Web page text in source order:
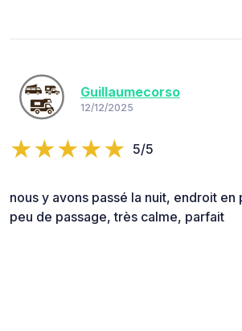
Guillaumecorso
12/12/2025
5/5
nous y avons passé la nuit, endroit
peu de passage, très calme, parfait